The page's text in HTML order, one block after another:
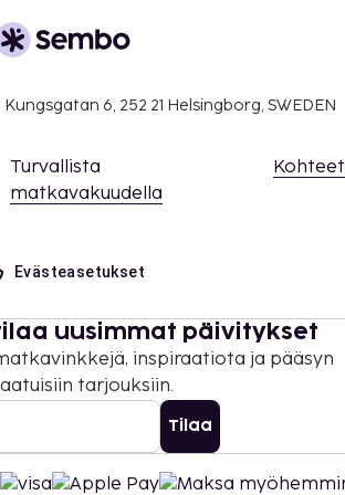
6, 252 21 Helsingborg, SWEDEN
Turvallista
matkavakuudella
Kohteet
Evästeasetukset
uusimmat päivitykset
inspiraatiota ja pääsyn
tarjouksiin.
Tilaa